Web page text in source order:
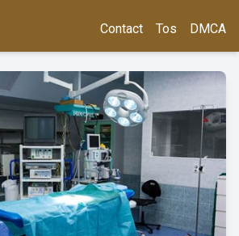
Contact Tos DMCA